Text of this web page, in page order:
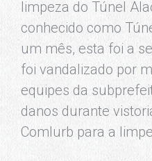
limpeza do Túnel
conhecido como
um mês, esta foi a
foi vandalizado por
equipes da
danos durante
Comlurb para a